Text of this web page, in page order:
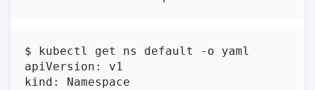
$ kubectl get ns default -o yaml
apiVersion: v1
kind: Namespace